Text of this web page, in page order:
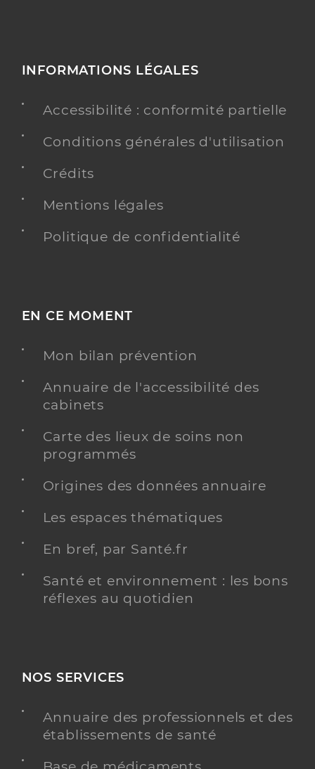
INFORMATIONS LÉGALES
Accessibilité : conformité partielle
Conditions générales d'utilisation
Crédits
Mentions légales
Politique de confidentialité
EN CE MOMENT
Mon bilan prévention
Annuaire de l'accessibilité des
cabinets
Carte des lieux de soins non
programmés
Origines des données annuaire
Les espaces thématiques
En bref, par Santé.fr
Santé et environnement : les bons
réflexes au quotidien
NOS SERVICES
Annuaire des professionnels et des
établissements de santé